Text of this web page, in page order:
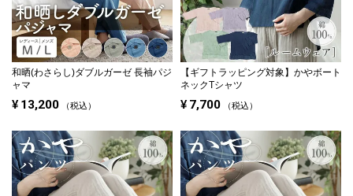
和晒(わさらし)ダブルガーゼ 長袖パジ
ャマ
¥ 13,200 税込
【ギフトラッピング対象】 かやボート
ネックTシャツ
¥ 7,700 税込